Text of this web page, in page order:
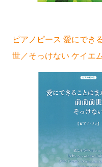
ピアノピース 愛にでき
世／そっけない ケイエ